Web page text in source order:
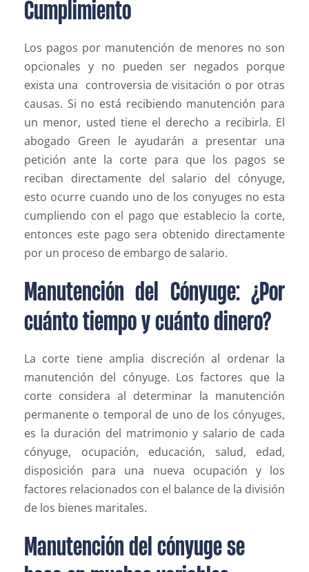
Cumplimiento
Los pagos por manutención de menores no son
opcionales y no pueden ser negados porque
exista una controversia de visitación o por otras
causas. Si no está recibiendo manutención para
un menor, usted tiene el derecho a recibirla. El
abogado Green le ayudarán a presentar una
petición ante la corte para que los pagos se
reciban directamente del salario del cónyuge,
esto ocurre cuando uno de los conyuges no esta
cumpliendo con el pago que establecio la corte,
entonces este pago sera obtenido directamente
por un proceso de embargo de salario.
Manutención del Cónyuge: ¿Por
cuánto tiempo y cuánto dinero?
La corte tiene amplia discreción al ordenar la
manutención del cónyuge. Los factores que la
corte considera al determinar la manutención
permanente o temporal de uno de los cónyuges,
es la duración del matrimonio y salario de cada
cónyuge, ocupación, educación, salud, edad,
disposición para una nueva ocupación y los
factores relacionados con el balance de la división
de los bienes maritales.
Manutención del cónyuge se